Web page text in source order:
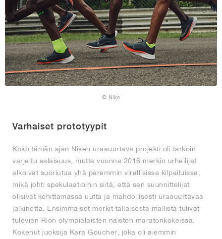
© Nike
Varhaiset prototyypit
Koko tämän ajan Niken uraauurtava projekti oli tarkoin
varjeltu salaisuus, mutta vuonna 2016 merkin urheilijat
alkoivat suoriutua yhä paremmin virallisissa kilpailuissa,
mikä johti spekulaatioihin siitä, että sen suunnittelijat
olisivat kehittämässä uutta ja mahdollisesti uraauurtavaa
jalkinetta. Ensimmäiset merkit tällaisesta mallista tulivat
tulevien Rion olympialaisten naisten maratonkokeissa.
Kokenut juoksija Kara Goucher, joka oli aiemmin